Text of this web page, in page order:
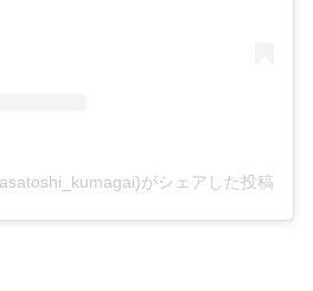
がシェアした投稿